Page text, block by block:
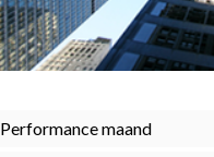
Performance maand